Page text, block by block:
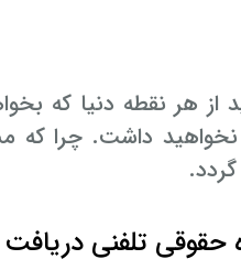
هر نقطه دنیا که
داشت. چرا که
حقوقی تلفنی دریافت